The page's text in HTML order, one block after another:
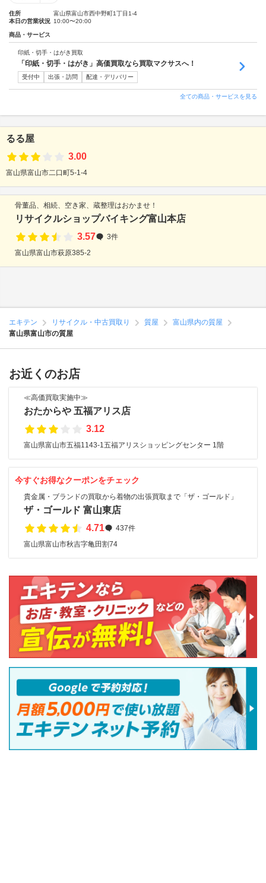
住所
富山県富山市西中野町1丁目1-4
本日の営業状況 10:00〜20:00
商品・サービス
印紙・切手・はがき買取
「印紙・切手・はがき」高価買取なら買取マクサスへ！
受付中 出張・訪問 配達・デリバリー
全ての商品・サービスを見る
るる屋
3.00
富山県富山市二口町5-1-4
骨董品、相続、空き家、蔵整理はおかませ！
リサイクルショップバイキング富山本店
3.57
3件
富山県富山市萩原385-2
エキテン リサイクル・中古買取り 質屋
富山県内の質屋
富山県富山市の質屋
お近くのお店
≪高価買取実施中≫
おたからや 五福アリス店
3.12
富山県富山市五福1143-1五福アリスショッピングセンター 1階
今すぐお得なクーポンをチェック
貴金属・ブランドの買取から着物の出張買取まで「ザ・ゴールド」
ザ・ゴールド 富山東店
4.71
437件
富山県富山市秋吉字亀田割74